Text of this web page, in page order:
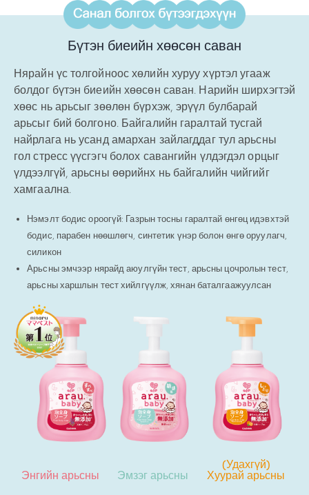
Бүтэн биеийн хөөсөн саван
Нярайн үс толгойноос хөлийн хуруу хүртэл угааж
болдог бүтэн биеийн хөөсөн саван. Нарийн ширхэгтэй
хөөс нь арьсыг зөөлөн бүрхэж, эрүүл булбарай
арьсыг бий болгоно. Байгалийн гаралтай тусгай
найрлага нь усанд амархан зайлагддаг тул арьсны
гол стресс үүсгэгч болох савангийн үлдэгдэл орцыг
үлдээлгүй, арьсны өөрийнх нь байгалийн чийгийг
хамгаална.
Нэмэлт бодис ороогүй: Газрын тосны гаралтай өнгөц идэвхтэй
бодис, парабен нөөшлөгч, синтетик үнэр болон өнгө оруулагч,
силикон
Арьсны эмчээр нярайд аюулгүйн тест, арьсны цочролын тест,
арьсны харшлын тест хийлгүүлж, хянан баталгаажуулсан
Энгийн арьсны Эмзэг арьсны
(Удахгүй)
Хуурай арьсны